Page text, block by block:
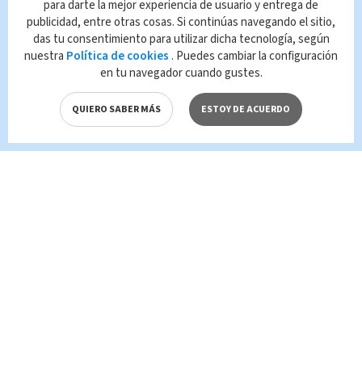
Queda prohibida la reproducción total o
parcial del contenido de esta página, mismo
que es propiedad de TELEDIARIO; su
reproducción no autorizada constituye una
infracción y un delito de conformidad con las
leyes aplicables.
para darte la mejor experiencia de usuario y entrega de
publicidad, entre otras cosas. Si continúas navegando el sitio,
das tu consentimiento para utilizar dicha tecnología, según
nuestra Política de cookies . Puedes cambiar la configuración
en tu navegador cuando gustes.
QUIERO SABER MÁS ESTOY DE ACUERDO